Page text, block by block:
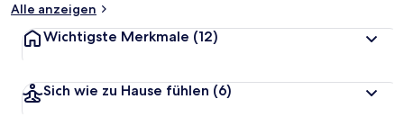
Alle anzeigen
Wichtigste Merkmale (12)
Sich wie zu Hause fühlen (6)